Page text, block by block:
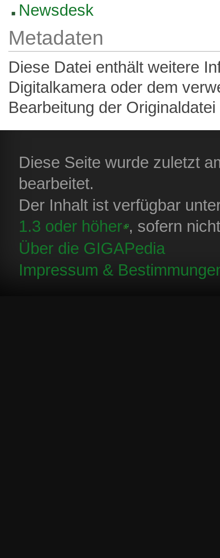
Newsdesk
Metadaten
Diese Datei enthält weitere
Digitalkamera oder dem
Bearbeitung der
Diese Seite wurde zuletzt
bearbeitet.
Der Inhalt ist verfügbar
1.3 oder höher , sofern
Über die GIGAPedia
Impressum &